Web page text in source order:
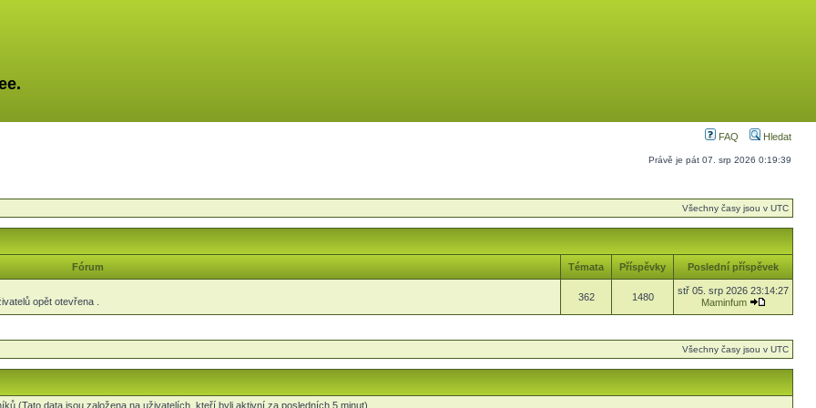
FAQ Hledat
Právě je pát 07. srp 2026 0:19:39
Všechny časy jsou v UTC
Fórum Témata Příspěvky Poslední příspěvek
opět otevřena . 362 1480
stř 05. srp 2026 23:14:27
Maminfum
Všechny časy jsou v UTC
(Tato data jsou založena na uživatelích, kteří byli aktivní za posledních 5 minut)